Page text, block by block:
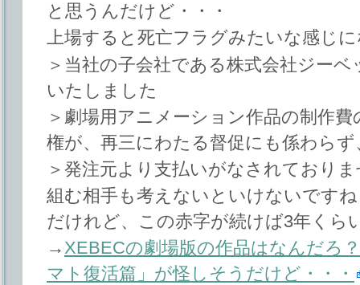
と思うんだけど・・・
上場すると死亡フラグみたいな感じ
＞当社の子会社である株式会社ジー
いたしました
＞劇場用アニメーション作品の制作
権が、再三にわたる督促にも係わらず
＞発注元より支払いがなされており
組む相手も考えないといけないです
だけれど、この赤字が続けば3年くら
→XEBECの劇場版の作品はなんだろ
マト復活篇」が怪しそうだけど・・・